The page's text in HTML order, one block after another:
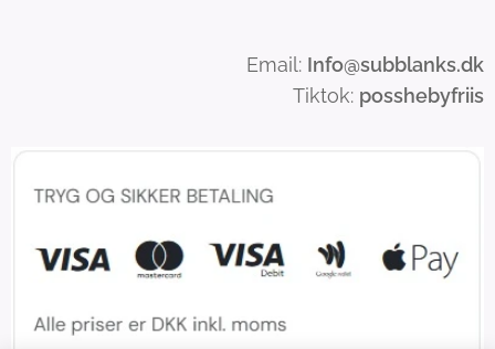
Email: Info@subblanks.dk
Tiktok: posshebyfriis